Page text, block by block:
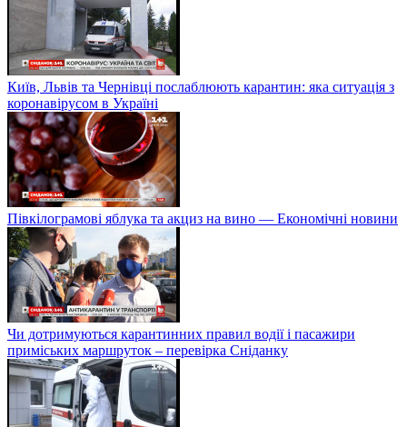
Київ, Львів та Чернівці послаблюють карантин: яка ситуація з
коронавірусом в Україні
Півкілограмові яблука та акциз на вино — Економічні новини
Чи дотримуються карантинних правил водії і пасажири
приміських маршруток – перевірка Сніданку